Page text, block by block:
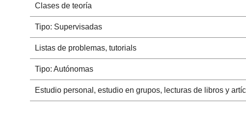
Clases de teoría
Tipo: Supervisadas
Listas de problemas, tutorials
Tipo: Autónomas
Estudio personal, estudio en grupos, lecturas de libros y